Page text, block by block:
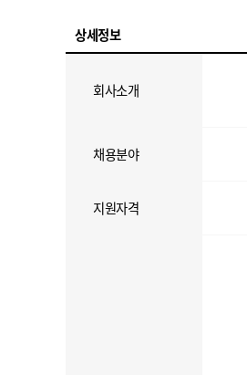
상세정보
회사소개
채용분야
지원자격